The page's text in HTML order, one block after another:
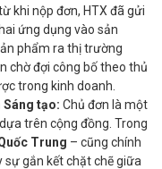
khi nộp đơn, HTX đã gửi
ứng dụng vào sản
phẩm ra thị trường
chờ đợi công bố theo thủ
trong kinh doanh.
Sáng tạo: Chủ đơn là một
trên cộng đồng. Trong
Trung – cũng chính
sự gắn kết chặt chẽ giữa